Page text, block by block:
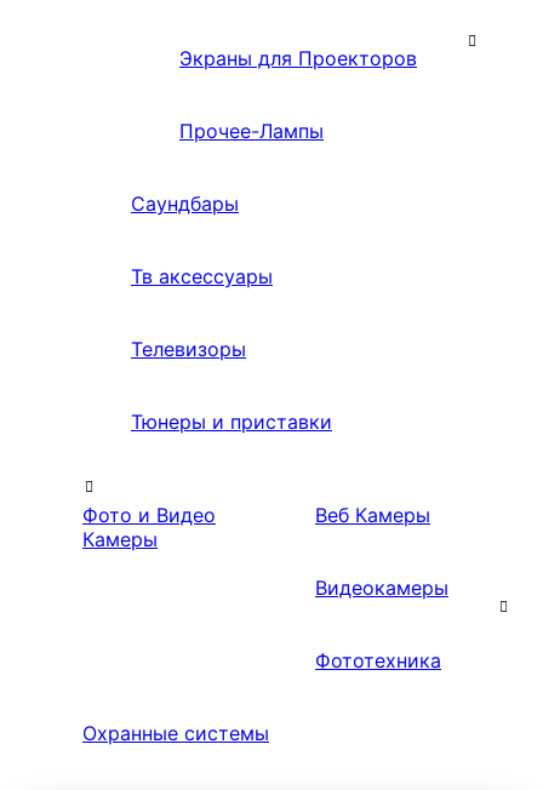
Экраны для Проекторов
Прочее-Лампы
Саундбары
Тв аксессуары
Телевизоры
Тюнеры и приставки
Фото и Видео
Камеры
Веб Камеры
Видеокамеры
Фототехника
Охранные системы